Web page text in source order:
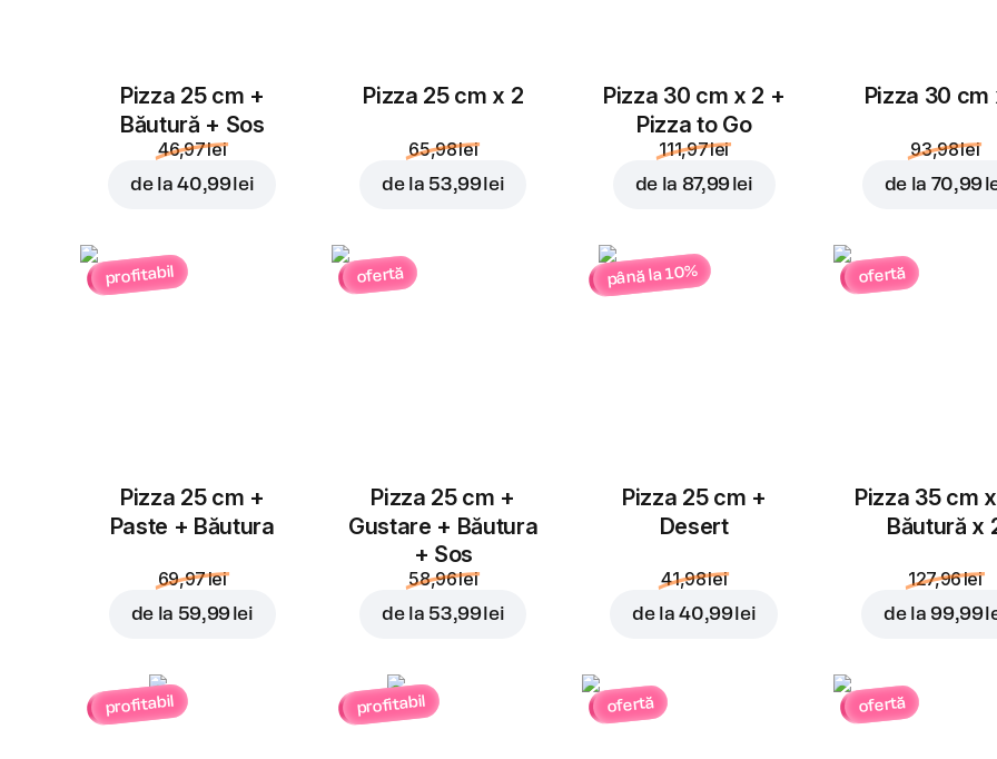
Pizza 25 cm +
Băutură + Sos
46,97 lei
de la40,99 lei
Pizza 25 cm x 2
65,98 lei
de la 53,99 lei
Pizza 30 cm x 2 +
Pizza to Go
111,97 lei
de la 87,99 lei
Pizza 30 cm
93,98 lei
de la 70,99
profitabil
Pizza 25 cm +
Paste + Băutura
69,97 lei
de la 59,99 lei
ofertă
Pizza 25 cm +
Gustare + Băutura
+ Sos
58,96 lei
de la 53,99 lei
până la 10%
Pizza 25 cm +
Desert
41,98 lei
de la40,99 lei
ofertă
Pizza 35 cm
Băutură x
127,96 lei
de la 99,99
profitabil profitabil ofertă ofertă